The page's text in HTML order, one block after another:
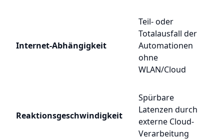
Internet-Abhängigkeit
Teil- oder
Totalausfall der
Automationen
ohne
WLAN/Cloud
Reaktionsgeschwindigkeit
Spürbare
Latenzen durch
externe Cloud-
Verarbeitung